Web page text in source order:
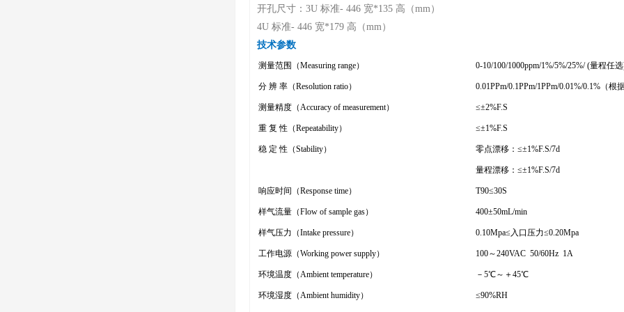
开孔尺寸：3U 标准- 446 宽*135 高（mm）
4U 标准- 446 宽*179 高（mm）
技术参数
测量范围（Measuring range） 0-10/100/1000ppm/1%/5%/25%/ (量程任
分 辨 率（Resolution ratio） 0.01PPm/0.1PPm/1PPm/0.01%/0.1%（根
测量精度（Accuracy of measurement） ≤±2%F.S
重 复 性（Repeatability） ≤±1%F.S
稳 定 性（Stability） 零点漂移：≤±1%F.S/7d
量程漂移：≤±1%F.S/7d
响应时间（Response time） T90≤30S
样气流量（Flow of sample gas） 400±50mL/min
样气压力（Intake pressure） 0.10Mpa≤入口压力≤0.20Mpa
工作电源（Working power supply） 100～240VAC 50/60Hz 1A
环境温度（Ambient temperature） －5℃～＋45℃
环境湿度（Ambient humidity） ≤90%RH